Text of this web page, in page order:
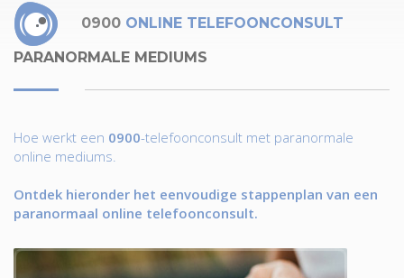
0900 ONLINE TELEFOONCONSULT
PARANORMALE MEDIUMS
Hoe werkt een 0900-telefoonconsult met paranormale
online mediums.
Ontdek hieronder het eenvoudige stappenplan van een
paranormaal online telefoonconsult.